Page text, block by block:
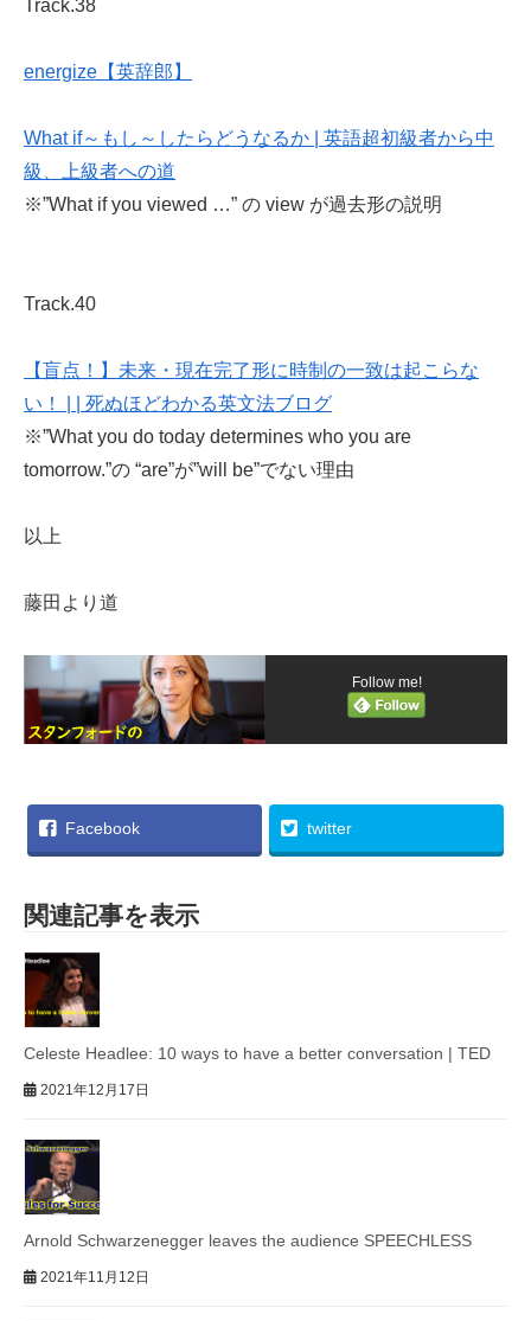
Track.38
energize【英辞郎】
What if～もし～したらどうなるか | 英語超初級者から中
級、上級者への道
※”What if you viewed …” の view が過去形の説明
Track.40
【盲点！】未来・現在完了形に時制の一致は起こらな
い！ | | 死ぬほどわかる英文法ブログ
※”What you do today determines who you are
tomorrow.”の “are”が”will be”でない理由
以上
藤田より道
Follow me!
Facebook twitter
関連記事を表示
Celeste Headlee: 10 ways to have a better conversation | TED
2021年12月17日
Arnold Schwarzenegger leaves the audience SPEECHLESS
2021年11月12日